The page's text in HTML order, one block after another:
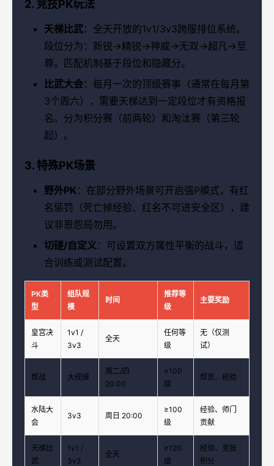
2. 竞技PK玩法
天梯比武：全天开放的1v1/3v3跨服排位系统。
段位分为：新锐→精锐→神威→无双→超凡→至
尊。匹配机制基于段位和隐藏分。
比武大会：每月一次的顶级赛事（通常在每月第
3个周六），需要天梯达到一定段位才有资格报
名。分为积分赛（前两轮）和淘汰赛（第三轮
起）。
3. 特殊PK场景
野外PK：在部分野外场景可开启强P模式，有红
名惩罚（死亡掉经验、红名不可进安全区），建
议非恩怨局勿用。
切磋/自定义：可设置双方属性平衡的战斗，适
合训练或测试配置。
PK类
型
组队规
模
时间
推荐等
级
主要奖励
皇宫决
斗
1v1 /
3v3
全天
任何等
级
无（仅测
试）
帮战 大规模
周二/四
20:00
≥100
级
帮贡、经验
水陆大
会
3v3 周日 20:00
≥100
级
经验、师门
贡献
天梯比
武
1v1 /
3v3
全天
≥120
级
经验、竞技
积分